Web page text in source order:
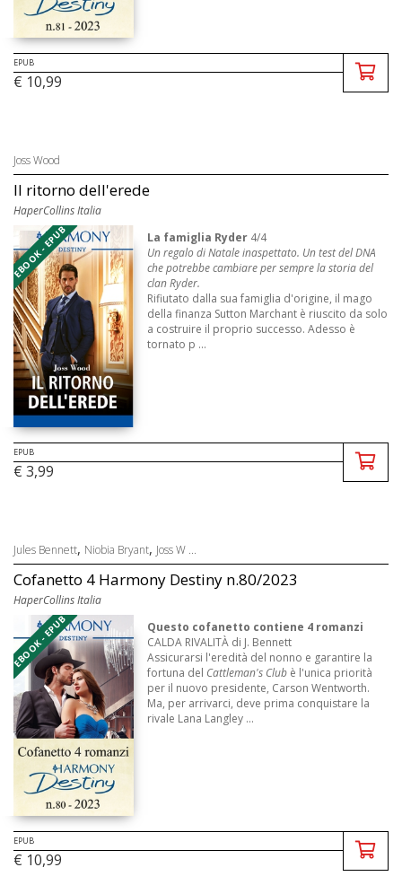
EPUB
€ 10,99
Joss Wood
Il ritorno dell'erede
HaperCollins Italia
EBOOK - EPUB La famiglia Ryder 4/4
Un regalo di Natale inaspettato. Un test del DNA
che potrebbe cambiare per sempre la storia del
clan Ryder.
Rifiutato dalla sua famiglia d'origine, il mago
della finanza Sutton Marchant è riuscito da solo
a costruire il proprio successo. Adesso è
tornato p ...
EPUB
€ 3,99
Jules Bennett, Niobia Bryant, Joss W ...
Cofanetto 4 Harmony Destiny n.80/2023
HaperCollins Italia
EBOOK - EPUB
Questo cofanetto contiene 4 romanzi
CALDA RIVALITÀ di J. Bennett
Assicurarsi l'eredità del nonno e garantire la
fortuna del Cattleman's Club è l'unica priorità
per il nuovo presidente, Carson Wentworth.
Ma, per arrivarci, deve prima conquistare la
rivale Lana Langley ...
EPUB
€ 10,99